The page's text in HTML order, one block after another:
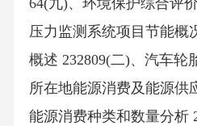
64(九)、环境保护综合评
压力监测系统项目节能概
概述 232809(二)、汽车轮
所在地能源消费及能源供
能源消费种类和数量分析